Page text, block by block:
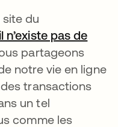
site du
il n’existe pas de
partageons
notre vie en ligne
transactions
un tel
comme les